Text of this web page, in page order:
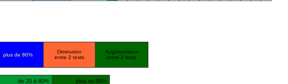
plus de 80%
Diminution
entre 2 tests
Augmentation
entre 2 tests
de 20 à 80% plus de 80%